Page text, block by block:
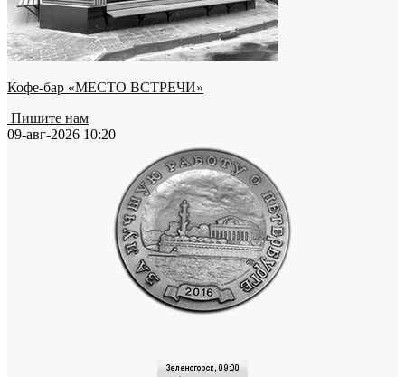
Кофе-бар «МЕСТО ВСТРЕЧИ»
Пишите нам
09-авг-2026 10:20